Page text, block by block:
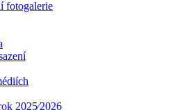
fotogalerie
2025⁄2026